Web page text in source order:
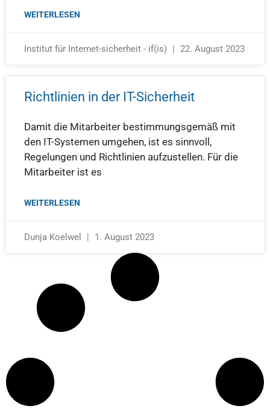
WEITERLESEN
Institut für Internet-sicherheit - if(is) 22. August 2023
Richtlinien in der IT-Sicherheit
Damit die Mitarbeiter bestimmungsgemäß mit
den IT-Systemen umgehen, ist es sinnvoll,
Regelungen und Richtlinien aufzustellen. Für die
Mitarbeiter ist es
WEITERLESEN
Dunja Koelwel 1. August 2023